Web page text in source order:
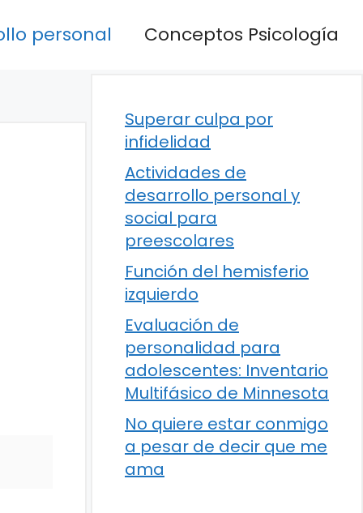
personal Conceptos Psicología
Superar culpa por
infidelidad
Actividades de
desarrollo personal y
social para
preescolares
Función del hemisferio
izquierdo
Evaluación de
personalidad para
adolescentes: Inventario
Multifásico de Minnesota
No quiere estar conmigo
a pesar de decir que me
ama